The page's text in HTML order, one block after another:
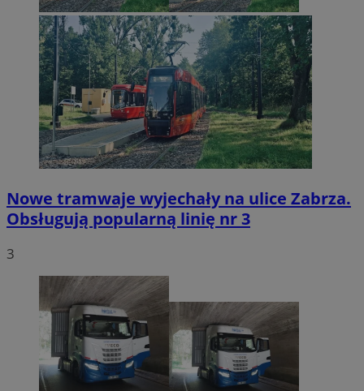
Nowe tramwaje wyjechały na ulice Zabrza.
Obsługują popularną linię nr 3
3